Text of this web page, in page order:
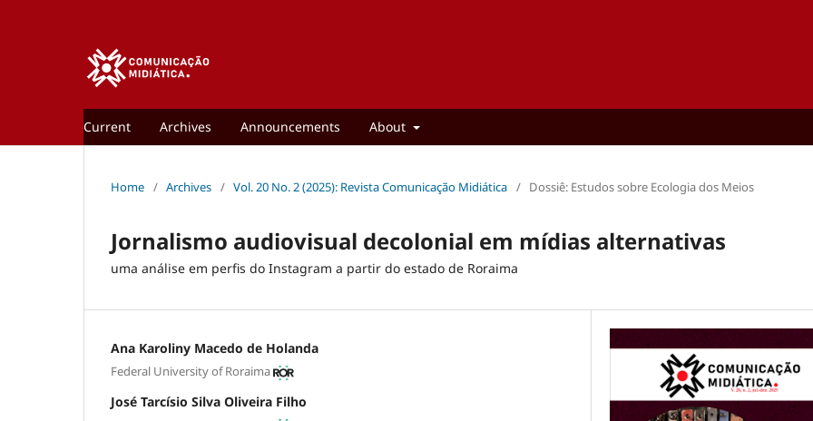
Current Archives Announcements About
Home / Archives / Vol. 20 No. 2 (2025): Revista Comunicação Midiática / Dossiê: Estudos sobre Ecologia dos Meios
Jornalismo audiovisual decolonial em mídias alternativas
uma análise em perfis do Instagram a partir do estado de Roraima
Ana Karoliny Macedo de Holanda
Federal University of Roraima
José Tarcísio Silva Oliveira Filho